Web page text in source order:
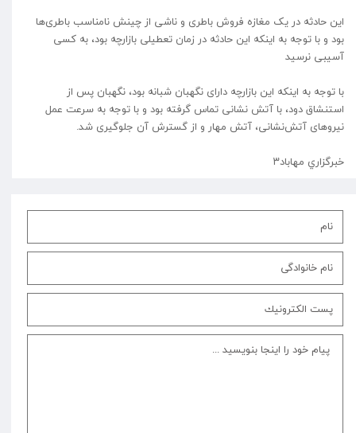
این حادثه در یک مغازه فروش باطری و ناشی از چینش نامناسب باطری‌ها
بود و با توجه به اینکه این حادثه در زمان تعطیلی بازارچه بود، به کسی
آسیبی نرسید
با توجه به اینکه این بازارچه دارای نگهبان شبانه بود، نگهبان پس از
استنشاق دود، با آتش نشانی تماس گرفته بود و با توجه به سرعت عمل
نیروهای آتش‌نشانی، آتش مهار و از گسترش آن جلوگیری شد.
خبرگزاري مهاباد۳